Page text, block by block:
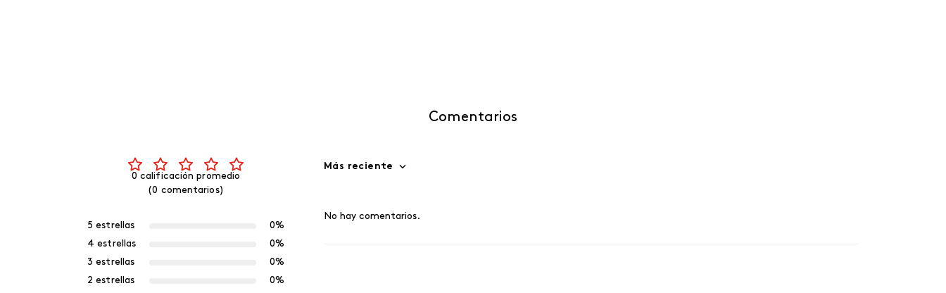
Comentarios
0 calificación promedio
(0 comentarios)
5 estrellas
0%
4 estrellas
0%
3 estrellas
0%
2 estrellas
0%
Más reciente
No hay comentarios.